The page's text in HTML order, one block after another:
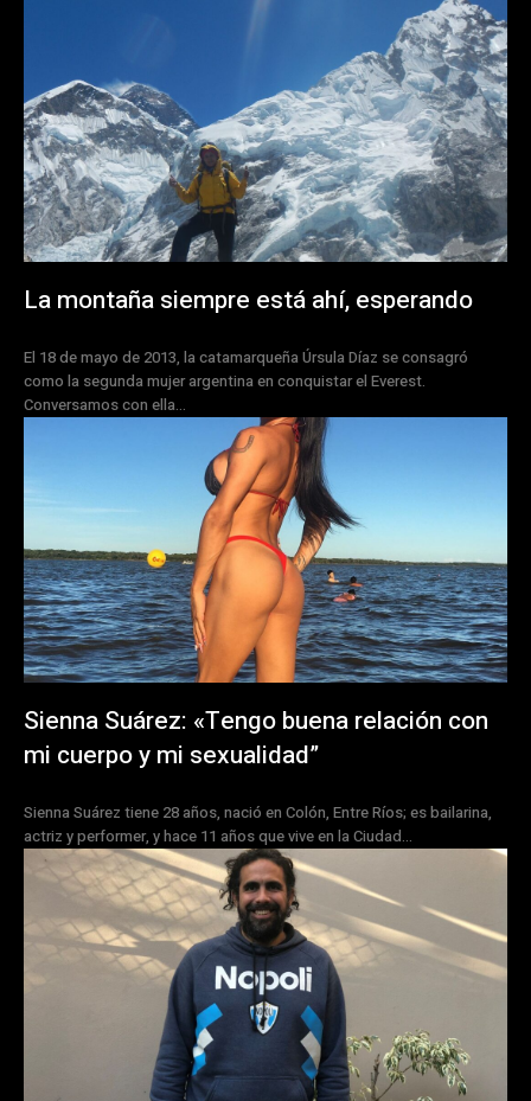
La montaña siempre está ahí, esperando
El 18 de mayo de 2013, la catamarqueña Úrsula Díaz se consagró
como la segunda mujer argentina en conquistar el Everest.
Conversamos con ella...
Sienna Suárez: «Tengo buena relación con
mi cuerpo y mi sexualidad”
Sienna Suárez tiene 28 años, nació en Colón, Entre Ríos; es bailarina,
actriz y performer, y hace 11 años que vive en la Ciudad...